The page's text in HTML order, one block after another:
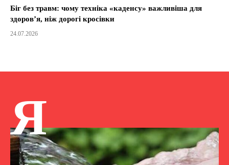
Біг без травм: чому техніка «каденсу» важливіша для
здоров’я, ніж дорогі кросівки
24.07.2026
Я